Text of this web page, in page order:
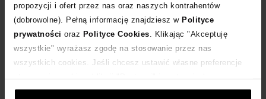
propozycji i ofert przez nas oraz naszych kontrahentów
(dobrowolne). Pełną informację znajdziesz w Polityce
prywatności oraz Polityce Cookies . Klikając "Akceptuję
wszystkie" wyrażasz zgodę na stosowanie przez nas
wszystkich cookies. Jeśli chcesz ustawić własne preferencje
ustawienia prywatności.
Dostawa od 0 zł
14 dni na zwrot towaru